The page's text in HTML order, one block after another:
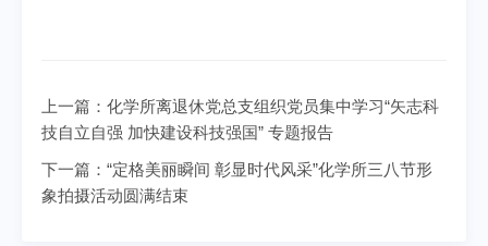
上一篇： 化学所离退休党总支组织党员集中学习“矢志科
技自立自强 加快建设科技强国” 专题报告
下一篇： “定格美丽瞬间 彰显时代风采”化学所三八节形
象拍摄活动圆满结束